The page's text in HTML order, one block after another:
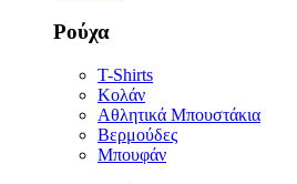
Ρούχα
T-Shirts
Κολάν
Αθλητικά Μπουστάκια
Βερμούδες
Μπουφάν